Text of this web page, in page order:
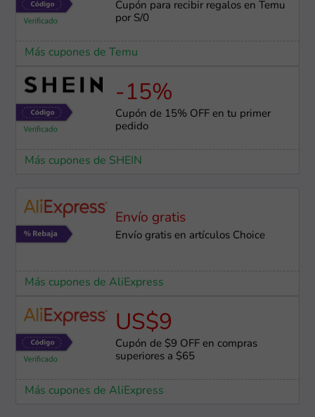
Cupón para recibir regalos en Temu
por S/0
Más cupones de Temu
-15%
Cupón de 15% OFF en tu primer
pedido
Más cupones de SHEIN
Envío gratis
Envío gratis en artículos Choice
Más cupones de AliExpress
US$9
Cupón de $9 OFF en compras
superiores a $65
Más cupones de AliExpress